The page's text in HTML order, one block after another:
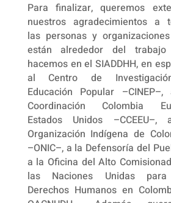
Para finalizar, queremos
nuestros agradecimientos a
las personas y
están alrededor del
hacemos en el SIADDHH, en
al Centro de
Educación Popular
Coordinación Colombia
Estados Unidos
Organización Indígena de
–ONIC–, a la Defensoría del
a la Oficina del Alto
las Naciones Unidas
Derechos Humanos en